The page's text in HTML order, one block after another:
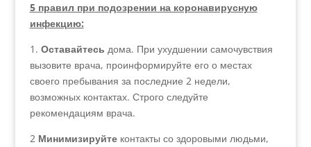
5 правил при подозрении на коронавирусную
инфекцию:
1. Оставайтесь дома. При ухудшении самочувствия
вызовите врача, проинформируйте его о местах
своего пребывания за последние 2 недели,
возможных контактах. Строго следуйте
рекомендациям врача.
2 Минимизируйте контакты со здоровыми людьми,